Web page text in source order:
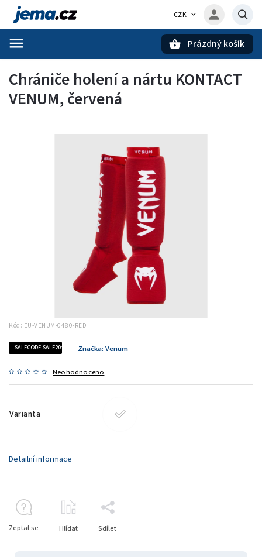
CZK
Prázdný košík
Chrániče holení a nártu KONTACT
VENUM, červená
Kód: EU-VENUM-0480-RED
SALECODE:SALE20:20:%
Neohodnoceno
Značka: Venum
Varianta
Detailní informace
Zeptat se Hlídat Sdílet